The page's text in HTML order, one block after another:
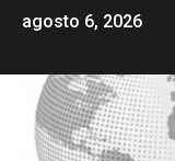
agosto 6, 2026